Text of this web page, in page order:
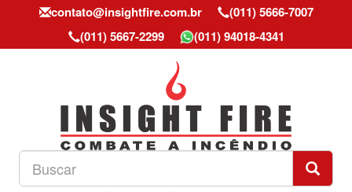
contato@insightfire.com.br
(011) 5666-7007
(011) 5667-2299
(011) 94018-4341